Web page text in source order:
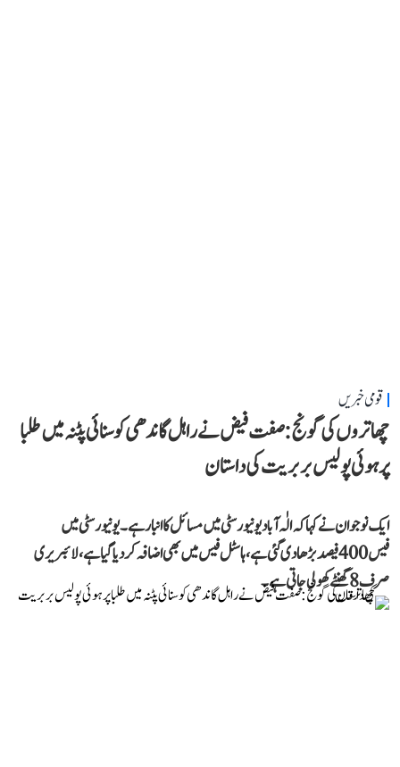
قومی خبریں
چھاتروں کی گونج: صفت فیض نے راہل گاندھی کو سنائی پٹنہ میں طلبا
پر ہوئی پولیس بربریت کی داستان
ایک نوجوان نے کہا کہ الٰہ آباد یونیورسٹی میں مسائل کا انبار ہے۔ یونیورسٹی میں
فیس 400 فیصد بڑھا دی گئی ہے، ہاسٹل فیس میں بھی اضافہ کر دیا گیا ہے، لائبریری
صرف 8 گھنٹے کھولی جاتی ہے۔